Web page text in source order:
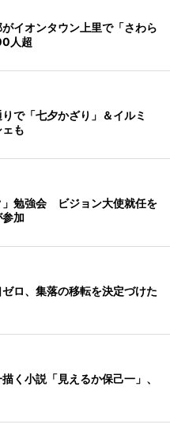
イオンタウン上里で「さわら
人超
りで「七夕かざり」＆イルミ
も
」勉強会 ビジョン大使就任を
加
ゼロ、集落の移転を決定づけた
く小説「見えるか保己一」、